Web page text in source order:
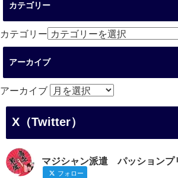
カテゴリー
カテゴリー
アーカイブ
アーカイブ
X（Twitter）
マジシャン派遣 パッションプ
フォロー